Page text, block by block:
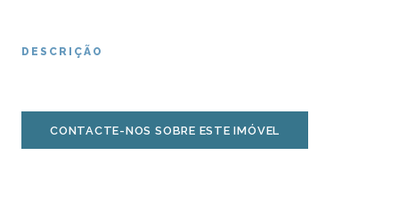
DESCRIÇÃO
CONTACTE-NOS SOBRE ESTE IMÓVEL